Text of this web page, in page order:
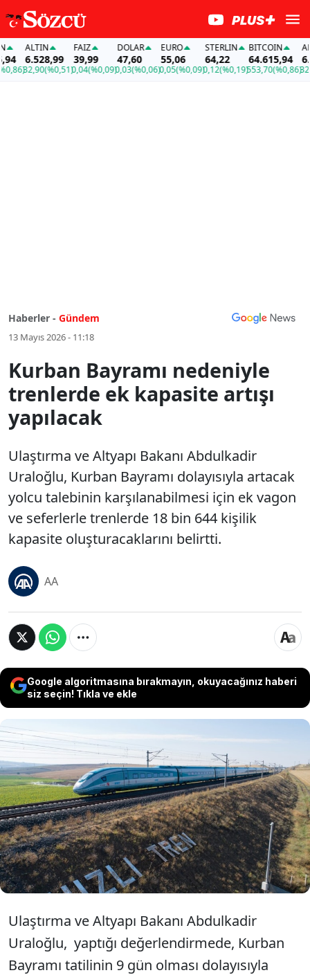
ALTIN
6.528,99
32,90(%0,51)
FAİZ
39,99
0,04(%0,09)
DOLAR
47,60
0,03(%0,06)
EURO
55,06
0,05(%0,09)
STERLIN
64,22
0,12(%0,19)
BITCOIN
64.615,94
553,70(%0,86)32,90
Haberler - Gündem
13 Mayıs 2026 - 11:18
Kurban Bayramı nedeniyle
trenlerde ek kapasite artışı
yapılacak
Ulaştırma ve Altyapı Bakanı Abdulkadir
Uraloğlu, Kurban Bayramı dolayısıyla artacak
yolcu talebinin karşılanabilmesi için ek vagon
ve seferlerle trenlerde 18 bin 644 kişilik
kapasite oluşturacaklarını belirtti.
AA
Google algoritmasına bırakmayın, okuyacağınız haberi
siz seçin! Tıkla ve ekle
Ulaştırma ve Altyapı Bakanı Abdulkadir
Uraloğlu, Kurban Bayramı dolayısıyla artacak
yolcu talebinin karşılanabilmesi için ek vagon
ve seferlerle trenlerde 18 bin 644 kişilik
kapasite oluşturacaklarını belirtti.
Ulaştırma ve Altyapı Bakanı Abdulkadir
Uraloğlu, yaptığı değerlendirmede, Kurban
Bayramı tatilinin 9 gün olması dolayısıyla